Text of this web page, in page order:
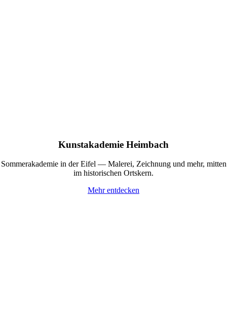
Kunstakademie Heimbach
Sommerakademie in der Eifel — Malerei, Zeichnung und mehr, mitten
im historischen Ortskern.
Mehr entdecken